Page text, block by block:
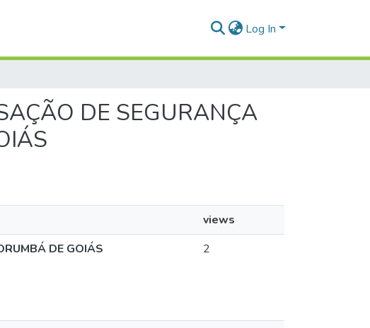
Log In
DE SEGURANÇA
views
DE GOIÁS
2